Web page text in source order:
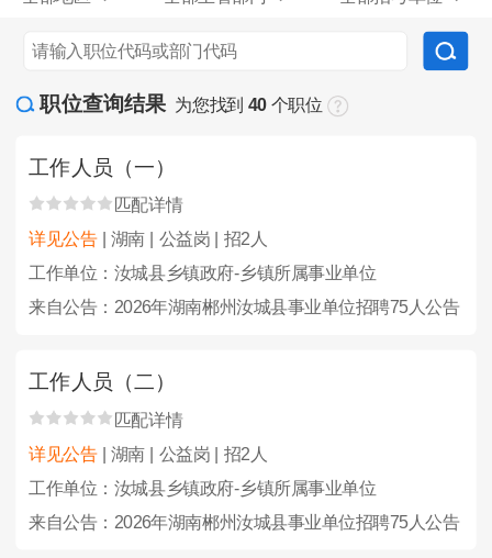
职位查询结果 为您找到 40个职位
工作人员（一）
匹配详情
详见公告
| 湖南 | 公益岗 | 招2人
工作单位：汝城县乡镇政府-乡镇所属事业单位
来自公告：2026年湖南郴州汝城县事业单位招聘75人公告
工作人员（二）
匹配详情
详见公告 | 湖南 | 公益岗 | 招2人
工作单位：汝城县乡镇政府-乡镇所属事业单位
来自公告：2026年湖南郴州汝城县事业单位招聘75人公告